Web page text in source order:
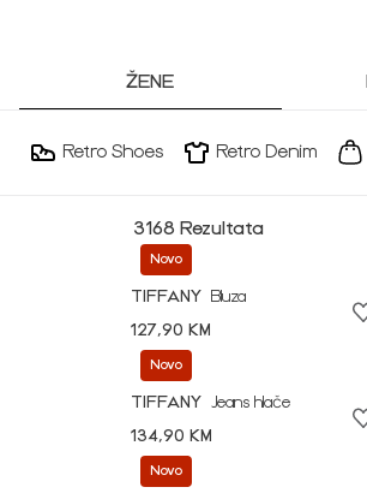
ŽENE
Retro Shoes Retro Denim
3168 Rezultata
Novo
TIFFANY
Bluza
127,90 KM
Novo
TIFFANY
Jeans hlače
134,90 KM
Novo